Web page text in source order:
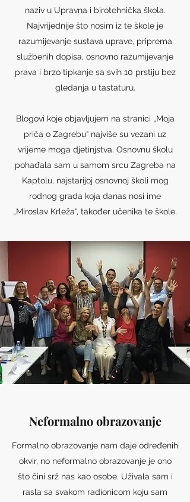
naziv u Upravna i birotehnička škola.
Najvrijednije što nosim iz te škole je
razumijevanje sustava uprave, priprema
službenih dopisa, osnovno razumijevanje
prava i brzo tipkanje sa svih 10 prstiju bez
gledanja u tastaturu.
Blogovi koje objavljujem na stranici „Moja
priča o Zagrebu“ najviše su vezani uz
vrijeme moga djetinjstva. Osnovnu školu
pohađala sam u samom srcu Zagreba na
Kaptolu, najstarijoj osnovnoj školi mog
rodnog grada koja danas nosi ime
„Miroslav Krleža“, također učenika te škole.
Neformalno obrazovanje
Formalno obrazovanje nam daje određenih
okvir, no neformalno obrazovanje je ono
što čini srž nas kao osobe. Uživala sam i
rasla sa svakom radionicom koju sam